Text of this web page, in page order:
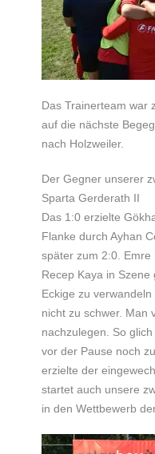
Das Trainerteam war
auf die nächste
nach Holzweiler.
Der Gegner unserer
Sparta Gerderath II
Das 1:0 erzielte
Flanke durch Ayhan
später zum 2:0. Emre
Recep Kaya in
Eckige zu
nicht zu schwer. Man
nachzulegen. So
vor der Pause noch
erzielte der
startet auch unsere
in den Wettbewerb